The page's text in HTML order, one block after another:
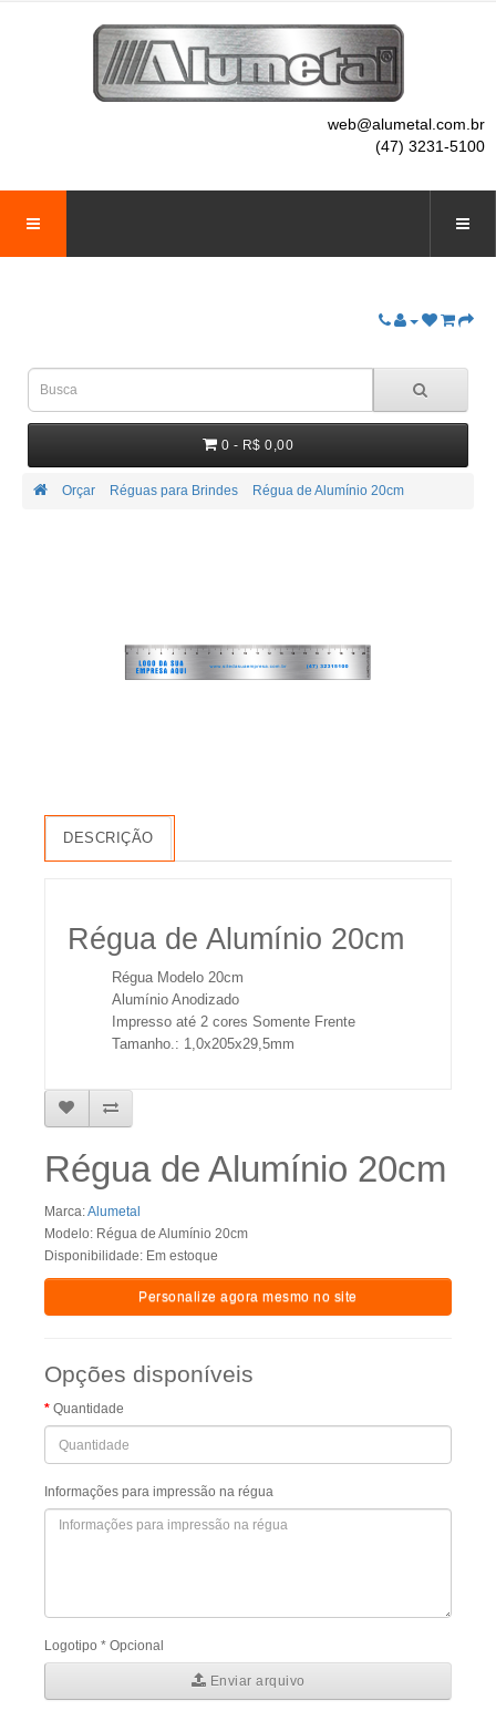
web@alumetal.com.br
(47) 3231-5100
0 - R$ 0,00
Orçar Réguas para Brindes Régua de Alumínio 20cm
DESCRIÇÃO
Régua de Alumínio 20cm
Régua Modelo 20cm
Alumínio Anodizado
Impresso até 2 cores Somente Frente
Tamanho.: 1,0x205x29,5mm
Régua de Alumínio 20cm
Marca:Alumetal
Modelo: Régua de Alumínio 20cm
Disponibilidade: Em estoque
Personalize agora mesmo no site
Opções disponíveis
Quantidade
Informações para impressão na régua
Logotipo * Opcional
Enviar arquivo